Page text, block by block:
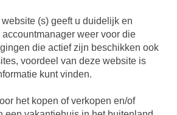
(s) geeft u duidelijk en
weer voor die
die actief zijn beschikken ook
voordeel van deze website is
kunt vinden.
het kopen of verkopen en/of